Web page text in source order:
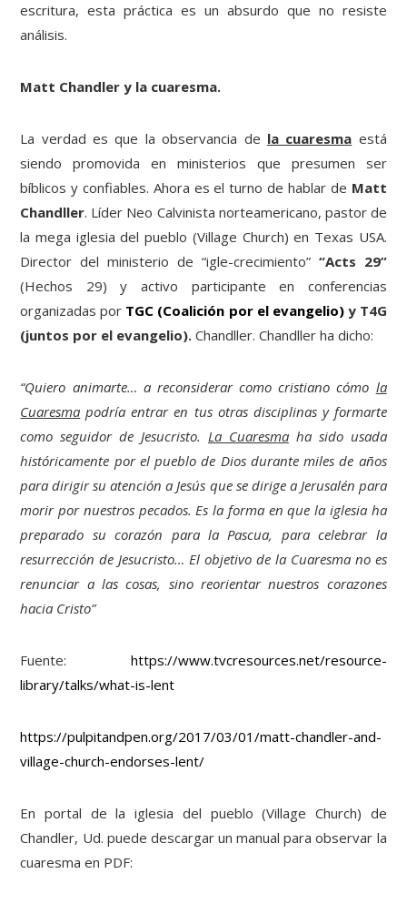
escritura, esta práctica es un absurdo que no resiste
análisis.
Matt Chandler y la cuaresma.
La verdad es que la observancia de la cuaresma está
siendo promovida en ministerios que presumen ser
bíblicos y confiables. Ahora es el turno de hablar de Matt
Chandller. Líder Neo Calvinista norteamericano, pastor de
la mega iglesia del pueblo (Village Church) en Texas USA.
Director del ministerio de “igle-crecimiento” “Acts 29”
(Hechos 29) y activo participante en conferencias
organizadas por TGC (Coalición por el evangelio) y T4G
(juntos por el evangelio). Chandller. Chandller ha dicho:
“Quiero animarte… a reconsiderar como cristiano cómo la
Cuaresma podría entrar en tus otras disciplinas y formarte
como seguidor de Jesucristo. La Cuaresmaha sido usada
históricamente por el pueblo de Dios durante miles de años
para dirigir su atención a Jesús que se dirige a Jerusalén para
morir por nuestros pecados. Es la forma en que la iglesia ha
preparado su corazón para la Pascua, para celebrar la
resurrección de Jesucristo… El objetivo de la Cuaresma no es
renunciar a las cosas, sino reorientar nuestros corazones
hacia Cristo”
Fuente: https://www.tvcresources.net/resource-
library/talks/what-is-lent
https://pulpitandpen.org/2017/03/01/matt-chandler-and-
village-church-endorses-lent/
En portal de la iglesia del pueblo (Village Church) de
Chandler, Ud. puede descargar un manual para observar la
cuaresma en PDF: